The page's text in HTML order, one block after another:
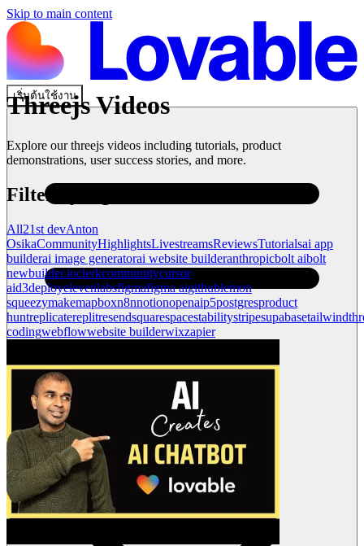
Skip to main content
เริ่มต้นใช้งาน
ThreejsVideos
Explore ourthreejs videos including tutorials, product
demonstrations, user success stories, and more.
Filter by tag
All21st devAnton
OsikaCommunityHighlightsLivestreamsReviewsTutorialsai app
builderai image generatorai website builderanthropicbolt aibolt
newbuilder.ioclerkcommunitycursor
aid3deployelevenlabsfigmafigma aigithublemon
squeezymakemapboxn8nnotionopenaip5postgresproduct
huntreplicatereplitresendsquarespacestabilitystripesupabasetailwind
codingwebflowwebsite builderwixzapier